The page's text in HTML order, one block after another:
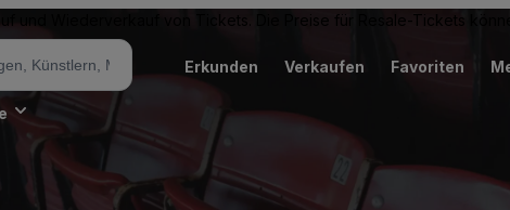
und Wiederverkauf von Tickets. Die Preise für Resale-Tickets
Erkunden Verkaufen Favoriten